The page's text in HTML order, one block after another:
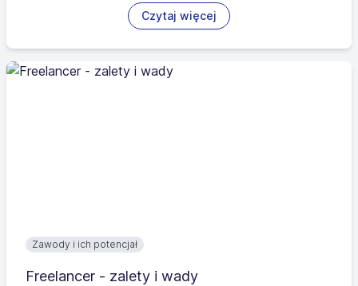
Czytaj więcej
Zawody i ich potencjał
Freelancer - zalety i wady